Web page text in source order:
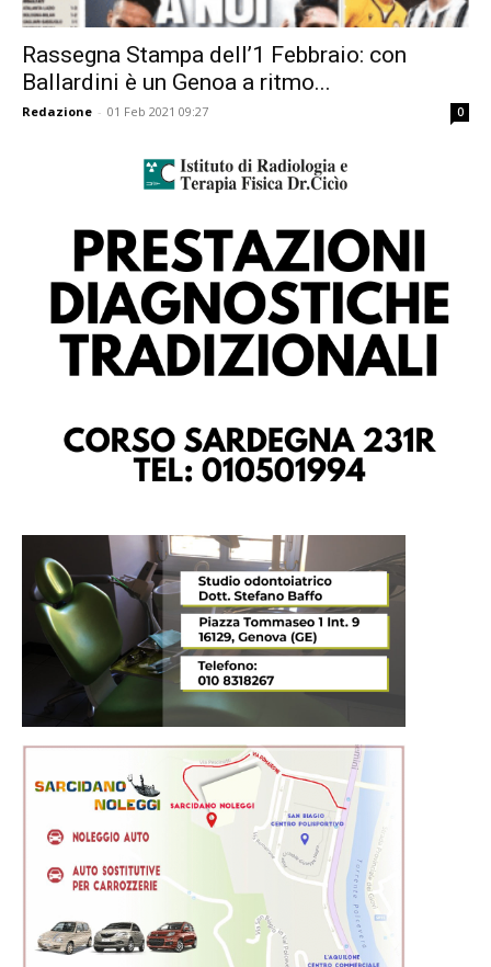
Rassegna Stampa dell’1 Febbraio: con
Ballardini è un Genoa a ritmo...
Redazione - 01 Feb 2021 09:27 0